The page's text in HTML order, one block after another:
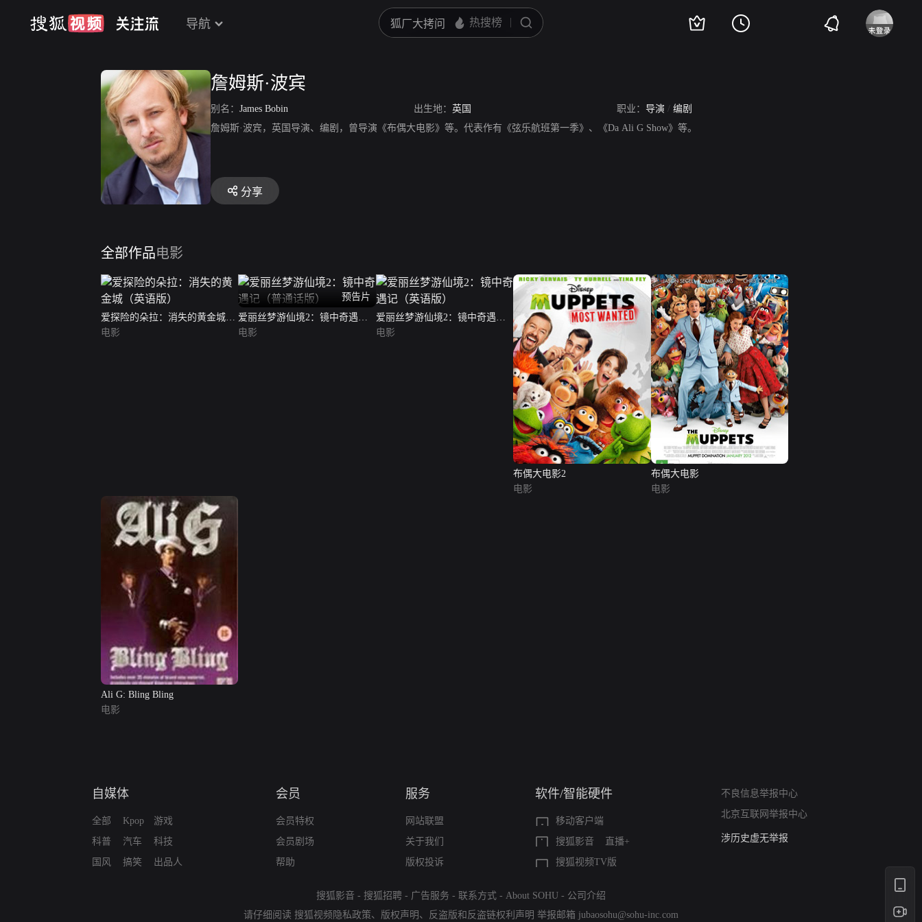
导航
詹姆斯·波宾
别名： James Bobin 出生地： 英国 职业： 导演 / 编剧
詹姆斯·波宾，英国导演、编剧，曾导演《布偶大电影》等。代表作有《弦乐航班第一季》、《Da Ali G Show》等。
分享
全部作品电影
爱探险的朵拉：消失的黄金城
（英语版）
电影
预告片
爱丽丝梦游仙境2：镜中奇遇记
（普通话版）
电影
爱丽丝梦游仙境2：镜中奇遇记
（英语版）
电影
布偶大电影2
电影
布偶大电影
电影
Ali G: Bling Bling
电影
自媒体
全部
科普
国风
Kpop
汽车
搞笑
游戏
科技
出品人
会员
会员特权
会员剧场
帮助
服务
网站联盟
关于我们
版权投诉
软件/智能硬件
移动客户端
搜狐影音
直播+
搜狐视频TV版
不良信息举报中心
北京互联网举报中心
亚运会举报专区
涉历史虚无举报
搜狐影音 - 搜狐招聘 - 广告服务 - 联系方式 - About SOHU - 公司介绍
请仔细阅读 搜狐视频隐私政策、 版权声明 、 反盗版和反盗链权利声明 举报邮箱 jubaosohu@sohu-inc.com